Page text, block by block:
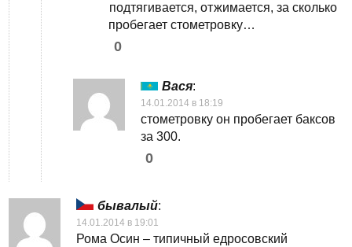
подтягивается, отжимается, за сколько
пробегает стометровку…
0
Вася:
14.01.2014 в 18:19
стометровку он пробегает баксов
за 300.
0
бывалый:
14.01.2014 в 19:01
Рома Осин – типичный едросовский